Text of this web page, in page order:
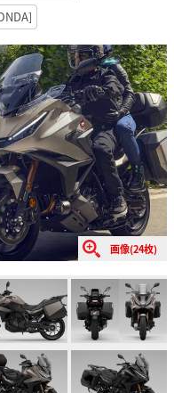
画像(24枚)